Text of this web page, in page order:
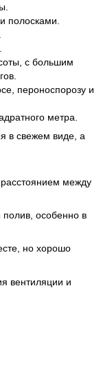
полосками.
с большим
пероноспорозу и
метра.
в свежем виде, а
между
особенно в
но хорошо
вентиляции и